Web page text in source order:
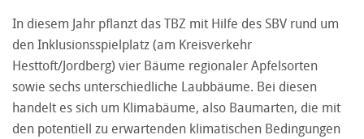
In diesem Jahr pflanzt das TBZ mit Hilfe des SBV rund um
den Inklusionsspielplatz (am Kreisverkehr
Hesttoft/Jordberg) vier Bäume regionaler Apfelsorten
sowie sechs unterschiedliche Laubbäume. Bei diesen
handelt es sich um Klimabäume, also Baumarten, die mit
den potentiell zu erwartenden klimatischen Bedingungen